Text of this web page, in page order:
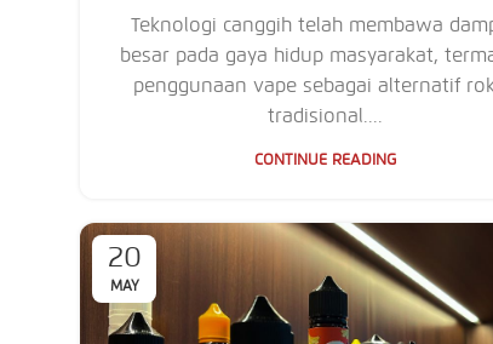
Teknologi canggih telah membawa
besar pada gaya hidup masyarakat,
penggunaan vape sebagai alternatif
tradisional....
CONTINUE READING
20
MAY